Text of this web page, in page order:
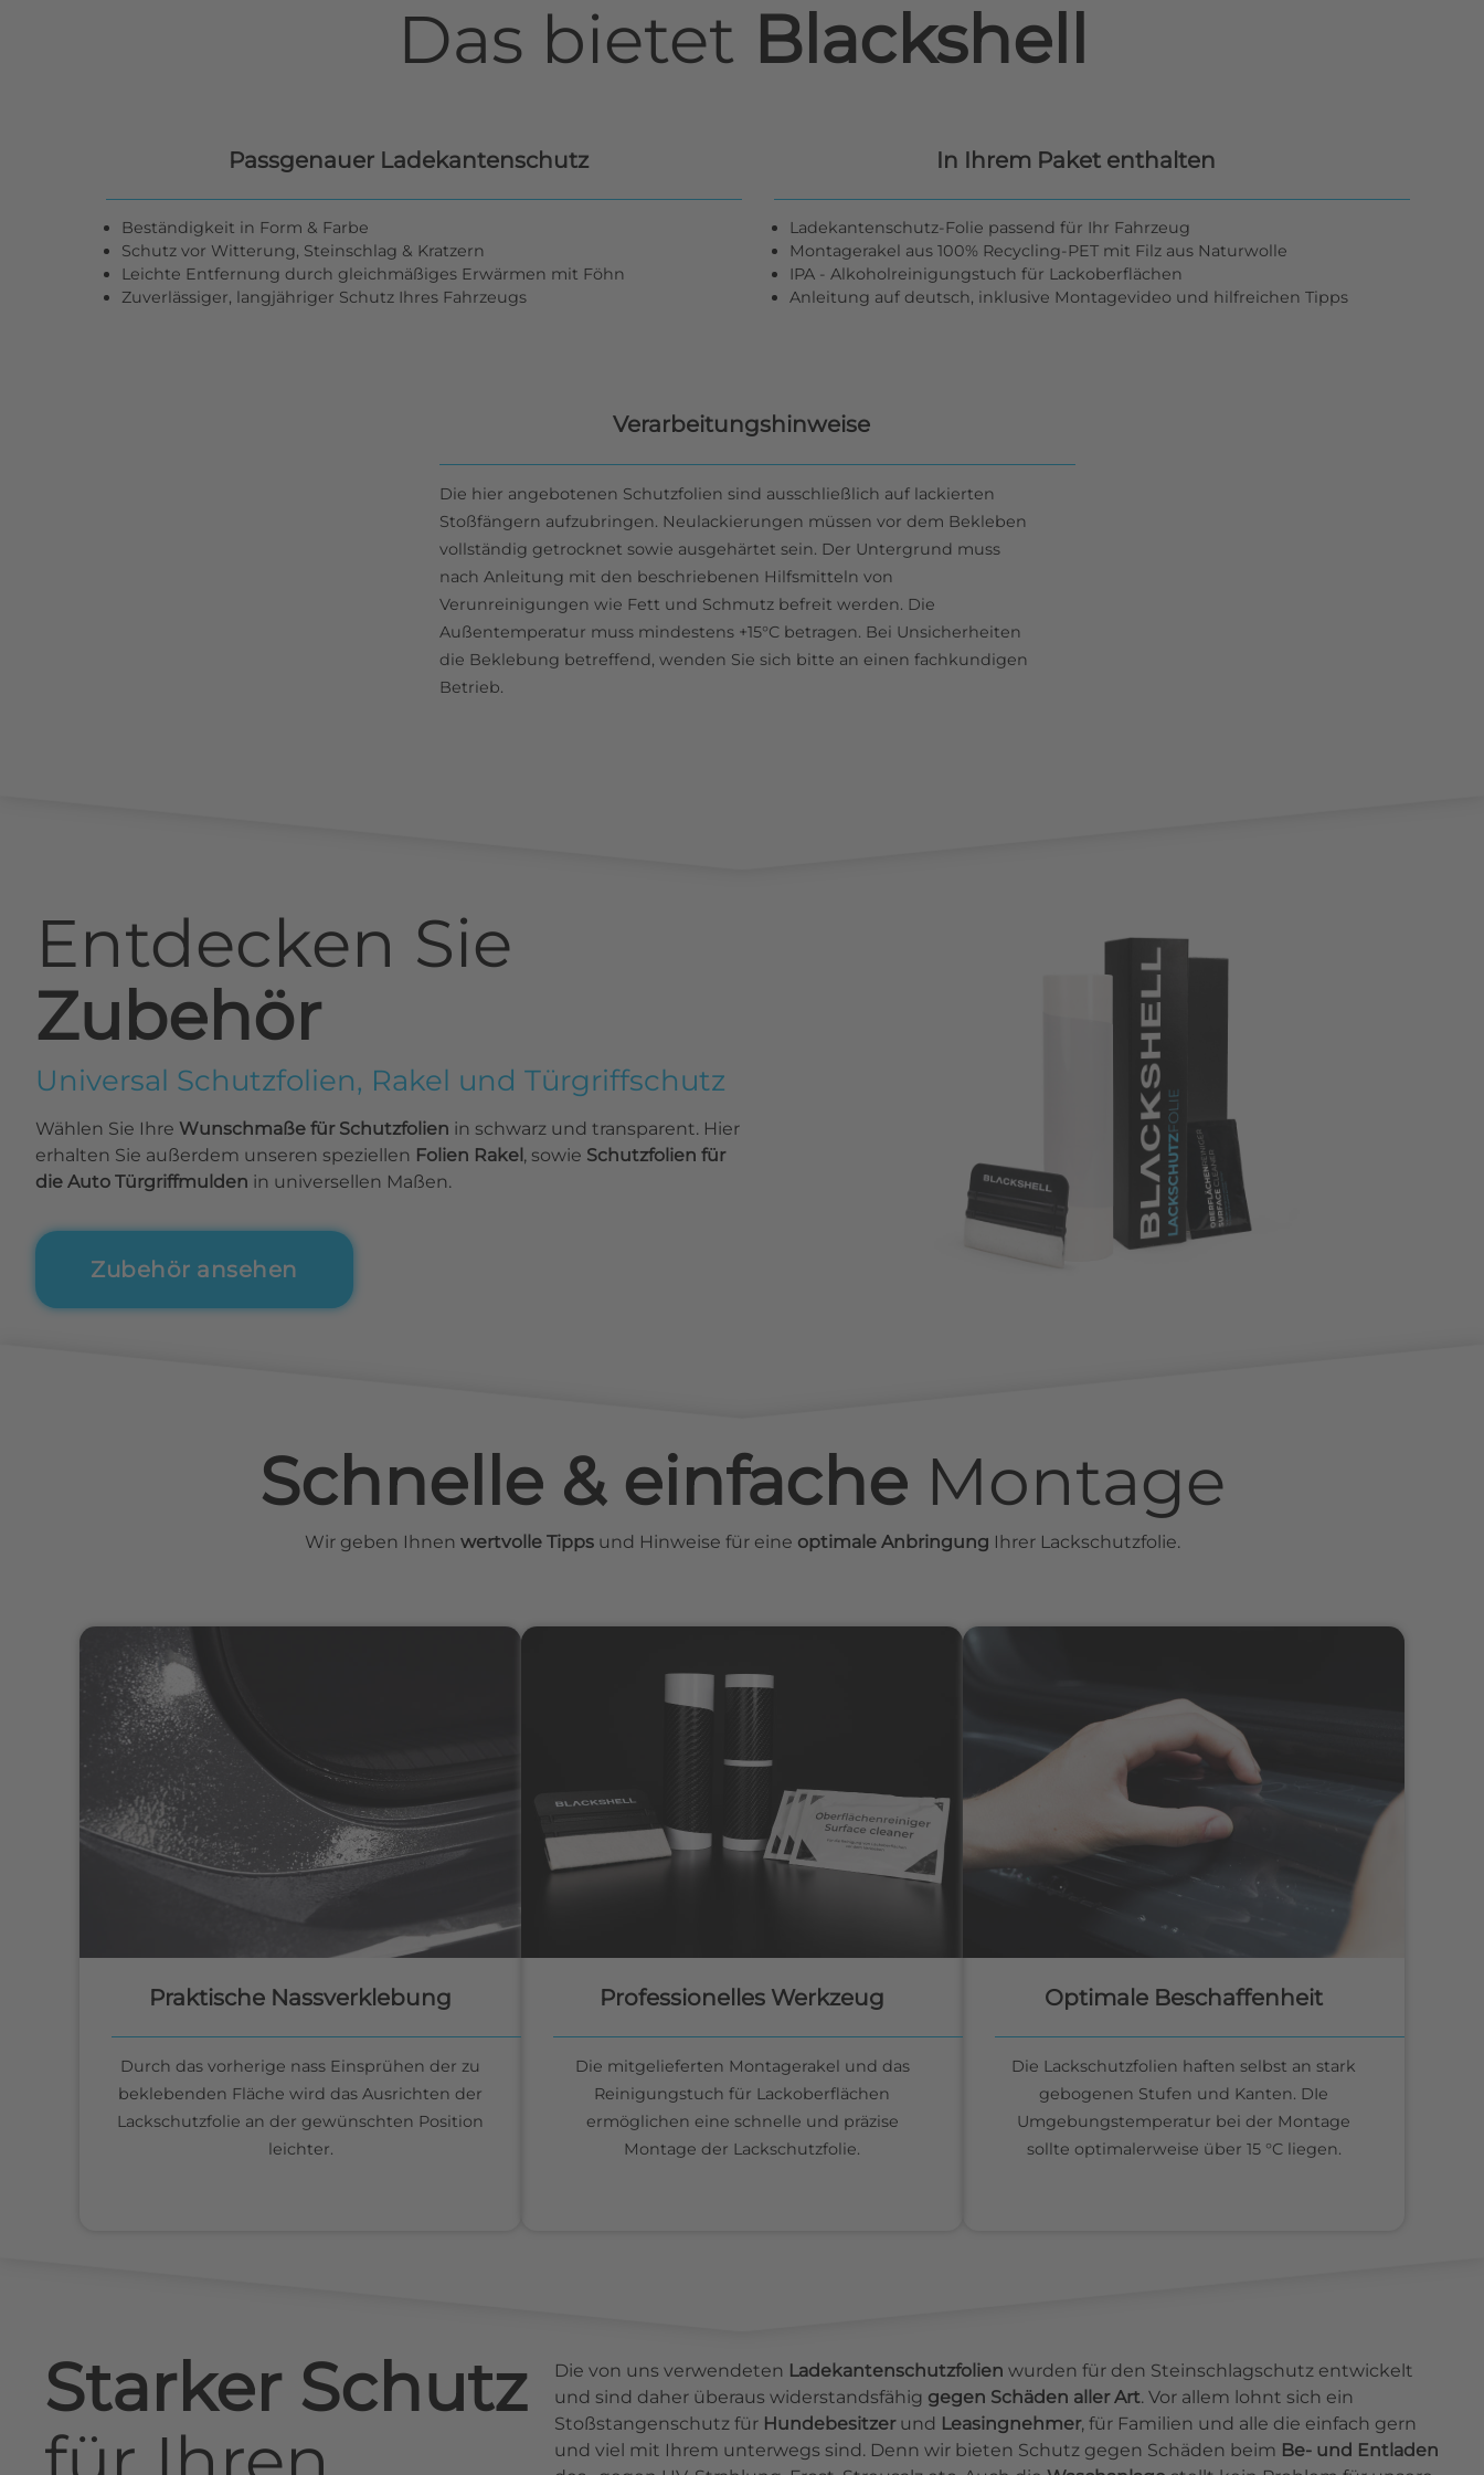
Das bietet Blackshell
Passgenauer Ladekantenschutz
Beständigkeit in Form & Farbe
Schutz vor Witterung, Steinschlag & Kratzern
Leichte Entfernung durch gleichmäßiges Erwärmen mit Föhn
Zuverlässiger, langjähriger Schutz Ihres Fahrzeugs
In Ihrem Paket enthalten
Ladekantenschutz-Folie passend für Ihr Fahrzeug
Montagerakel aus 100% Recycling-PET mit Filz aus Naturwolle
IPA - Alkoholreinigungstuch für Lackoberflächen
Anleitung auf deutsch, inklusive Montagevideo und hilfreichen Tipps
Verarbeitungshinweise
Die hier angebotenen Schutzfolien sind ausschließlich auf lackierten
Stoßfängern aufzubringen. Neulackierungen müssen vor dem Bekleben
vollständig getrocknet sowie ausgehärtet sein. Der Untergrund muss
nach Anleitung mit den beschriebenen Hilfsmitteln von
Verunreinigungen wie Fett und Schmutz befreit werden. Die
Außentemperatur muss mindestens +15°C betragen. Bei Unsicherheiten
die Beklebung betreffend, wenden Sie sich bitte an einen fachkundigen
Betrieb.
Entdecken Sie
Zubehör
Universal Schutzfolien, Rakel und Türgriffschutz
Wählen Sie Ihre Wunschmaße für Schutzfolien in schwarz und transparent. Hier
erhalten Sie außerdem unseren speziellen Folien Rakel, sowie Schutzfolien für
die Auto Türgriffmulden in universellen Maßen.
Zubehör ansehen
Schnelle & einfacheMontage
Wir geben Ihnen wertvolle Tippsund Hinweise für eine optimale Anbringung Ihrer Lackschutzfolie.
Praktische Nassverklebung
Durch das vorherige nass Einsprühen der zu
beklebenden Fläche wird das Ausrichten der
Lackschutzfolie an der gewünschten Position
leichter.
Professionelles Werkzeug
Die mitgelieferten Montagerakel und das
Reinigungstuch für Lackoberflächen
ermöglichen eine schnelle und präzise
Montage der Lackschutzfolie.
Optimale Beschaffenheit
Die Lackschutzfolien haften selbst an stark
gebogenen Stufen und Kanten. DIe
Umgebungstemperatur bei der Montage
sollte optimalerweise über 15 °C liegen.
Starker Schutz
Die von uns verwendeten Ladekantenschutzfolien wurden für den Steinschlagschutz entwickelt
und sind daher überaus widerstandsfähig gegen Schäden aller Art. Vor allem lohnt sich ein
Stoßstangenschutz für Hundebesitzerund Leasingnehmer, für Familien und alle die einfach gern
und viel mit Ihrem unterwegs sind. Denn wir bieten Schutz gegen Schäden beim Be- und Entladen